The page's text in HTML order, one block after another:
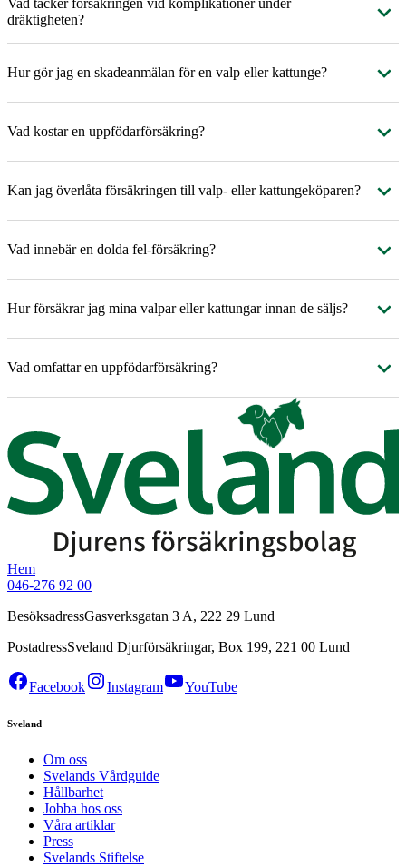
Vad täcker försäkringen vid komplikationer under
dräktigheten?
Hur gör jag en skadeanmälan för en valp eller kattunge?
Vad kostar en uppfödarförsäkring?
Kan jag överlåta försäkringen till valp- eller kattungeköparen?
Vad innebär en dolda fel-försäkring?
Hur försäkrar jag mina valpar eller kattungar innan de säljs?
Vad omfattar en uppfödarförsäkring?
Hem
046-276 92 00
BesöksadressGasverksgatan 3 A, 222 29 Lund
PostadressSveland Djurförsäkringar, Box 199, 221 00 Lund
Facebook Instagram YouTube
Sveland
Om oss
Svelands Vårdguide
Hållbarhet
Jobba hos oss
Våra artiklar
Press
Svelands Stiftelse